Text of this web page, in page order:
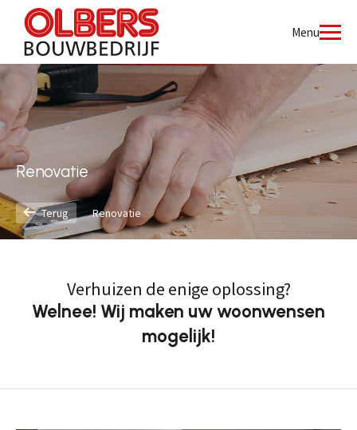
Menu
Renovatie
Terug Renovatie
Verhuizen de enige oplossing?
Welnee! Wij maken uw woonwensen
mogelijk!